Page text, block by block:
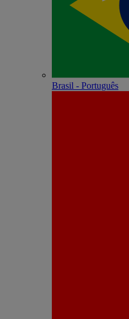
Brasil - Português